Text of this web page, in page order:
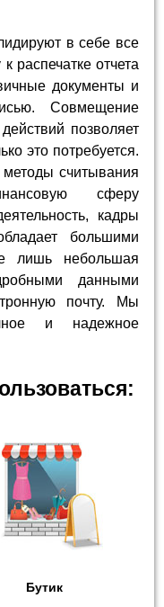
в себе все
распечатке отчета
документы и
Совмещение
позволяет
это потребуется.
считывания
сферу
кадры
большими
лишь небольшая
данными
почту. Мы
и надежное
Бутик